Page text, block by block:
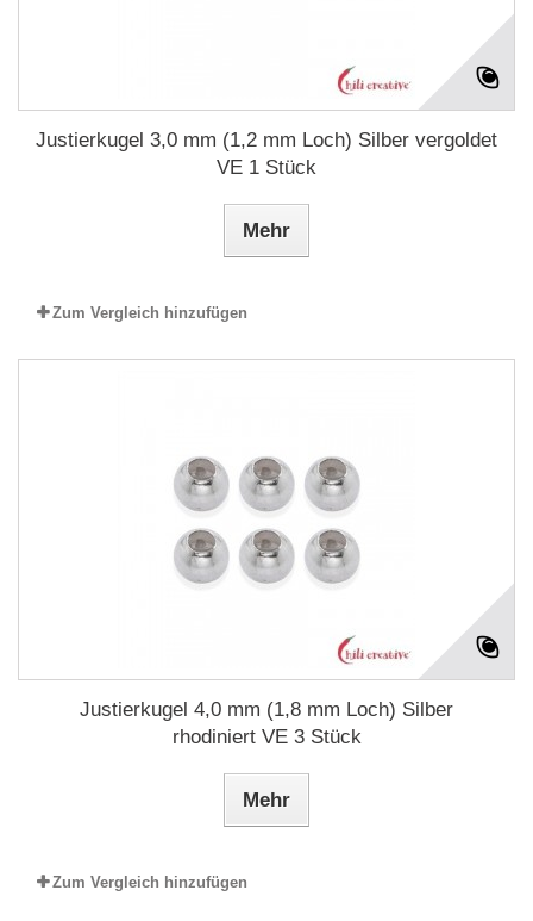
Justierkugel 3,0 mm (1,2 mm Loch) Silber vergoldet
VE 1 Stück
Mehr
Zum Vergleich hinzufügen
Justierkugel 4,0 mm (1,8 mm Loch) Silber
rhodiniert VE 3 Stück
Mehr
Zum Vergleich hinzufügen